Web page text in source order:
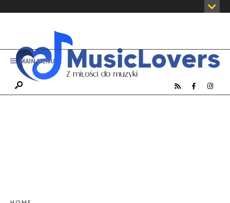
MAIN MENU